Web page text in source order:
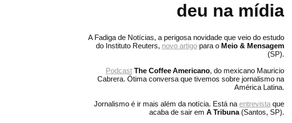
deu na mídia
A Fadiga de Notícias, a perigosa novidade que veio do estudo
do Instituto Reuters, novo artigo para o Meio & Mensagem
(SP).
Podcast The Coffee Americano, do mexicano Mauricio
Cabrera. Ótima conversa que tivemos sobre jornalismo na
América Latina.
Jornalismo é ir mais além da notícia. Está na entrevista que
acaba de sair em A Tribuna(Santos, SP).